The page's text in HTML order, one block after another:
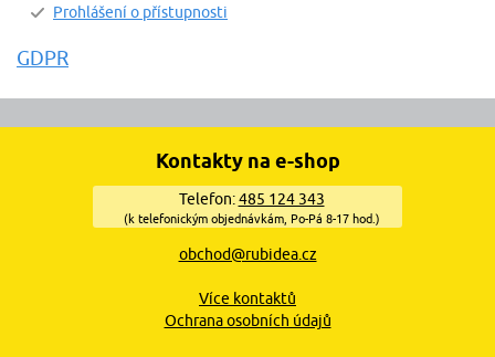
Prohlášení o přístupnosti
GDPR
Kontakty na e-shop
Telefon:485 124 343
(k telefonickým objednávkám, Po-Pá 8-17 hod.)
obchod@rubidea.cz
Více kontaktů
Ochrana osobních údajů